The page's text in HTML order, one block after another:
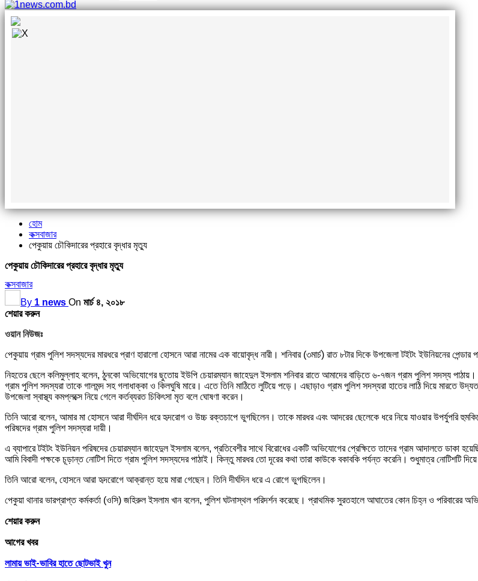
হোম
কক্সবাজার
পেকুয়ায় চৌকিদারের প্রহারে বৃদ্ধার মৃত্যু
পেকুয়ায় চৌকিদারের প্রহারে বৃদ্ধার মৃত্যু
কক্সবাজার
By 1 news On মার্চ ৪, ২০১৮
শেয়ার করুন
ওয়ান নিউজঃ
পেকুয়ায় গ্রাম পুলিশ সদস্যদের মারধরে প্রাণ হারালো হোসনে আরা নামের এক বায়োবৃদ্ধ নারী। শনিবার (৩মার্চ) রাত ৮টার দিকে উপজেলা টইটং ইউনিয়নের
নিহতের ছেলে কলিমুল্লাহ বলেন, ঠুনকো অভিযোগের ছুতোয় ইউপি চেয়ারম্যান জাহেদুল ইসলাম শনিবার রাতে আমাদের বাড়িতে ৬-৭জন গ্রাম পুলিশ সদস্য
গ্রাম পুলিশ সদস্যরা তাকে গালমন্দ সহ গলাধাক্কা ও কিলঘুষি মারে। এতে তিনি মাঠিতে লুটিয়ে পড়ে। এছাড়াও গ্রাম পুলিশ সদস্যরা হাতের লাঠি দিয়ে মারতে
উপজেলা স্বাস্থ্য কমপ্লক্সে নিয়ে গেলে কর্তব্যরত চিকিৎসা মৃত বলে ঘোষণা করেন।
তিনি আরো বলেন, আমার মা হোসনে আরা দীর্ঘদিন ধরে হৃদরোগ ও উচ্চ রক্তচাপে ভুগছিলেন। তাকে মারধর এবং আদরের ছেলেকে ধরে নিয়ে যাওয়ার উপর্যুপরি
পরিষদের গ্রাম পুলিশ সদস্যরা দায়ী।
এ ব্যাপারে টইটং ইউনিয়ন পরিষদের চেয়ারম্যান জাহেদুল ইসলাম বলেন, প্রতিবেশীর সাথে বিরোধের একটি অভিযোগের প্রেক্ষিতে তাদের গ্রাম আদালতে ডাকা
আমি বিবাদী পক্ষকে চূড়ান্ত নোটিশ দিতে গ্রাম পুলিশ সদস্যদের পাঠাই। কিন্তু মারধর তো দূরের কথা তারা কাউকে বকাবকি পর্যন্ত করেনি। শুধুমাত্র নোটিশটি
তিনি আরো বলেন, হোসনে আরা হৃদরোগে আক্রান্ত হয়ে মারা গেছেন। তিনি দীর্ঘদিন ধরে এ রোগে ভুগছিলেন।
পেকুয়া থানার ভারপ্রাপ্ত কর্মকর্তা (ওসি) জহিরুল ইসলাম খান বলেন, পুলিশ ঘটনাস্থল পরিদর্শন করেছে। প্রাথমিক সুরতহালে আঘাতের কোন চিহ্ন ও পরিবারের
শেয়ার করুন
আগের খবর
লামায় ভাই-ভাবির হাতে ছোটভাই খুন